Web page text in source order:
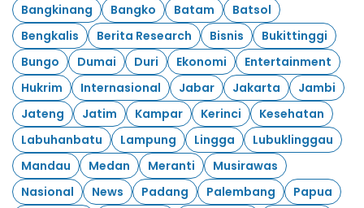
Bangkinang
Bangko Batam
Batsol
Bengkalis
Berita Research Bisnis
Bukittinggi
Bungo
Dumai Duri Ekonomi
Entertainment
Hukrim
Internasional Jabar Jakarta
Jambi
Jateng
Jatim Kampar Kerinci
Kesehatan
Labuhanbatu
Lampung Lingga
Lubuklinggau
Mandau
Medan Meranti
Musirawas
Nasional
News Padang Palembang
Papua